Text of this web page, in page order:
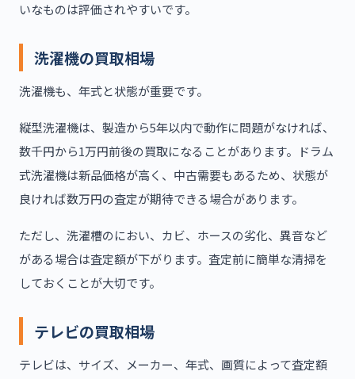
いなものは評価されやすいです。
洗濯機の買取相場
洗濯機も、年式と状態が重要です。
縦型洗濯機は、製造から5年以内で動作に問題がなければ、
数千円から1万円前後の買取になることがあります。ドラム
式洗濯機は新品価格が高く、中古需要もあるため、状態が
良ければ数万円の査定が期待できる場合があります。
ただし、洗濯槽のにおい、カビ、ホースの劣化、異音など
がある場合は査定額が下がります。査定前に簡単な清掃を
しておくことが大切です。
テレビの買取相場
テレビは、サイズ、メーカー、年式、画質によって査定額